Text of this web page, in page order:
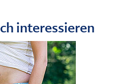
interessieren